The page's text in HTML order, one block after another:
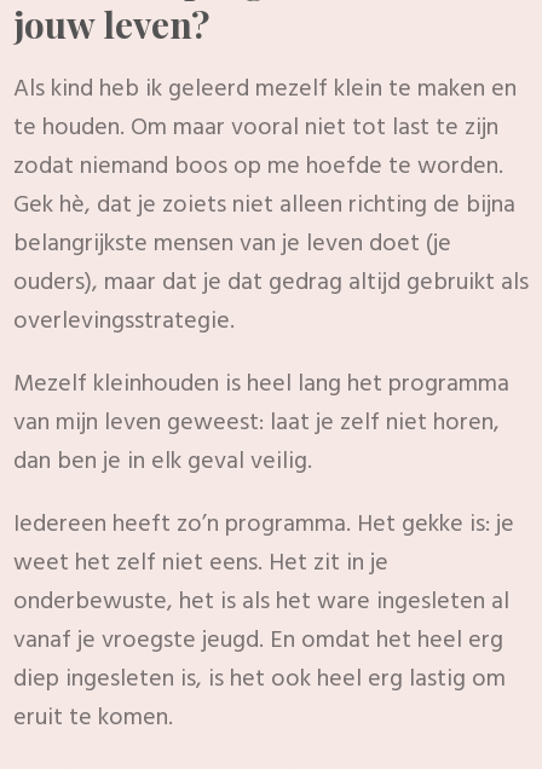
jouw leven?
Als kind heb ik geleerd mezelf klein te maken en
te houden. Om maar vooral niet tot last te zijn
zodat niemand boos op me hoefde te worden.
Gek hè, dat je zoiets niet alleen richting de bijna
belangrijkste mensen van je leven doet (je
ouders), maar dat je dat gedrag altijd gebruikt als
overlevingsstrategie.
Mezelf kleinhouden is heel lang het programma
van mijn leven geweest: laat je zelf niet horen,
dan ben je in elk geval veilig.
Iedereen heeft zo’n programma. Het gekke is: je
weet het zelf niet eens. Het zit in je
onderbewuste, het is als het ware ingesleten al
vanaf je vroegste jeugd. En omdat het heel erg
diep ingesleten is, is het ook heel erg lastig om
eruit te komen.